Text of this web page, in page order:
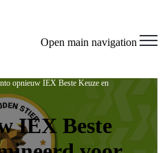
Open main navigation
opnieuw IEX Beste Keuze en
IEX Beste